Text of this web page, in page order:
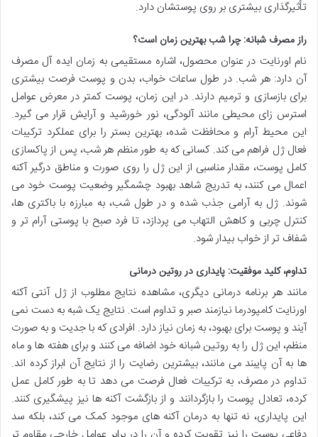
تأثیرگذاری بیشتری بر روی پوستشان دارد.
راز مصرف شبانه: چرا شب بهترین زمان است؟
نام اورنایت در عنوان محصول، اشاره مستقیمی به زمان ایده آل مصرف
آن دارد: هر شب. در طول ساعات خواب، بدن و پوست فرصت بیشتری
برای بازسازی و ترمیم دارند. در این زمان، پوست کمتر در معرض عوامل
استرس زای محیطی مانند آلودگی، نور خورشید و آرایش قرار می گیرد.
این محیط آرام و محافظت شده، بهترین بستر را برای عملکرد ترکیبات
فعال ژل فراهم می کند. کسانی که به طور منظم هر شب، پس از پاکسازی
کامل پوست، مقدار مناسبی از این ژل را روی صورت و مناطق درگیر آکنه
اعمال می کنند، به تدریج شاهد بهبود چشمگیر وضعیت پوست خود می
شوند. ژل به آرامی جذب شده و در طول شب، به مبارزه با باکتری ها،
کنترل چربی و کاهش التهاب می پردازد، تا فرد صبح با پوستی آرام تر و
شفاف تر از خواب بیدار شود.
تداوم، کلید موفقیت: پایداری در روتین درمانی
مانند هر برنامه درمانی دیگری، مشاهده نتایج مطلوب از ژل آنتی آکنه
اورنایت کامپودرما نیازمند صبر و تداوم است. نتایج یک شبه به دست نمی
آیند و پوست برای بهبود، به زمان نیاز دارد. افرادی که با جدیت و به صورت
منظم، این ژل را به روتین شبانه خود اضافه می کنند و برای هفته ها و ماه
ها به آن پایبند می مانند، بیشترین رضایت را از نتایج آن ابراز کرده اند.
تداوم در مصرف، به ترکیبات فعال فرصت می دهد تا به طور کامل عمل
کرده، تعادل پوست را بازگردانند و از بازگشت آکنه ها نیز پیشگیری کنند.
این پایداری، نه تنها به درمان آکنه های موجود کمک می کند، بلکه سد